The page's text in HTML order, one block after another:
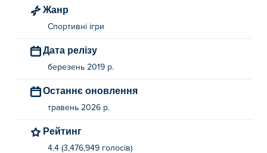
Жанр
Спортивні ігри
Дата релізу
березень 2019 р.
Останнє оновлення
травень 2026 р.
Рейтинг
4.4 (3,476,949 голосів)